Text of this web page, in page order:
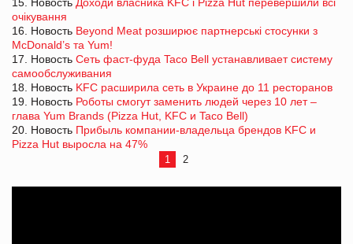
очікування
16. Новость Beyond Meat розширює партнерські стосунки з
McDonald’s та Yum!
17. Новость Сеть фаст-фуда Taco Bell устанавливает систему
самообслуживания
18. Новость KFC расширила сеть в Украине до 11 ресторанов
19. Новость Роботы смогут заменить людей через 10 лет –
глава Yum Brands (Pizza Hut, KFC и Taco Bell)
20. Новость Прибыль компании-владельца брендов KFC и
Pizza Hut выросла на 47%
1 2